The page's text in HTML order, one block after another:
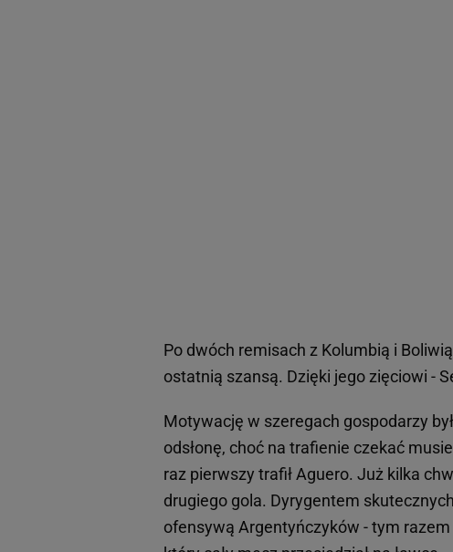
Po dwóch remisach z Kolumbią i
ostatnią szansą. Dzięki jego zięciowi -
Motywację w szeregach gospodarzy
odsłonę, choć na trafienie czekać
raz pierwszy trafił Aguero. Już kilka
drugiego gola. Dyrygentem
ofensywą Argentyńczyków - tym